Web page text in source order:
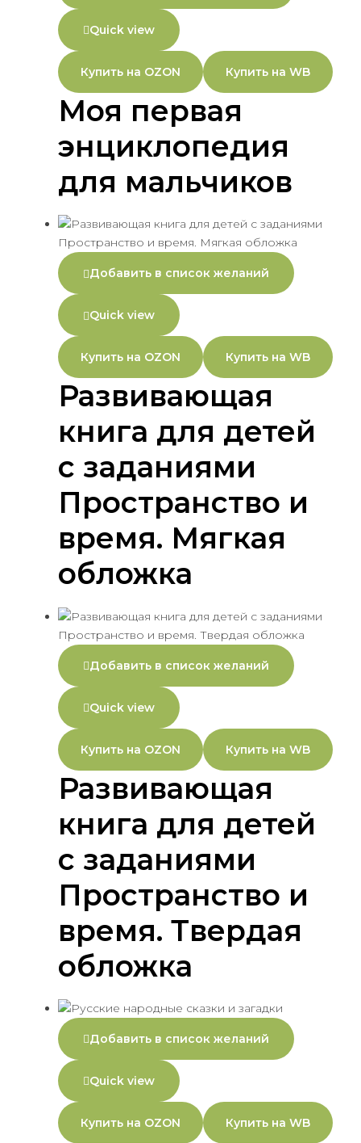
Quick view
Купить на OZON Купить на WB
Моя первая
энциклопедия
для мальчиков
Добавить в список желаний
Quick view
Купить на OZON Купить на WB
Развивающая
книга для детей
с заданиями
Пространство и
время. Мягкая
обложка
Добавить в список желаний
Quick view
Купить на OZON Купить на WB
Развивающая
книга для детей
с заданиями
Пространство и
время. Твердая
обложка
Добавить в список желаний
Quick view
Купить на OZON Купить на WB